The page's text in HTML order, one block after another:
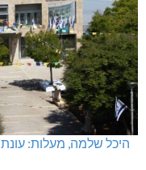
היכל שלמה, מעלות: עונת 26-27